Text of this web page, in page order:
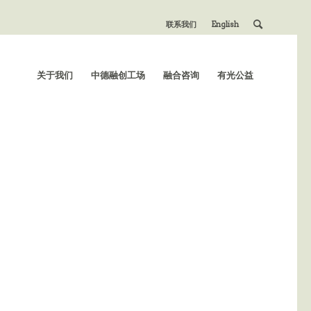
联系我们 English
关于我们 中德融创工场 融合咨询 有光公益